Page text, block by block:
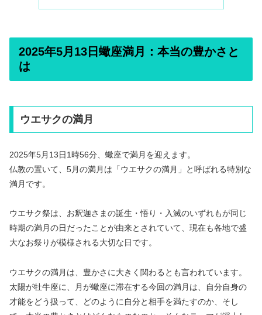
2025年5月13日蠍座満月：本当の豊かさと
は
ウエサクの満月
2025年5月13日1時56分、蠍座で満月を迎えます。
仏教の置いて、5月の満月は「ウエサクの満月」と呼ばれる特別な
満月です。
ウエサク祭は、お釈迦さまの誕生・悟り・入滅のいずれもが同じ
時期の満月の日だったことが由来とされていて、現在も各地で盛
大なお祭りが模様される大切な日です。
ウエサクの満月は、豊かさに大きく関わるとも言われています。
太陽が牡牛座に、月が蠍座に滞在する今回の満月は、自分自身の
才能をどう扱って、どのように自分と相手を満たすのか、そし